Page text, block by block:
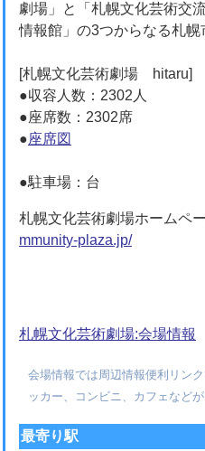
劇場」と「札幌文化芸術交
情報館」の3つからなる札幌
[札幌文化芸術劇場 hitaru]
●収容人数：2302人
●座席数：2302席
●座席図
●駐車場：台
札幌文化芸術劇場ホームペー
mmunity-plaza.jp/
札幌文化芸術劇場:会場情報
会場情報では周辺情報便利リン
ッカー、コンビニ、カフェなど
最寄り駅